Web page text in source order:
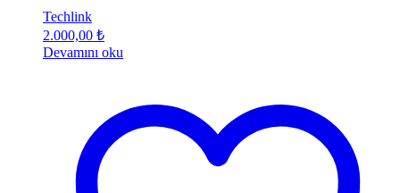
Techlink
2.000,00 ₺
Devamını oku